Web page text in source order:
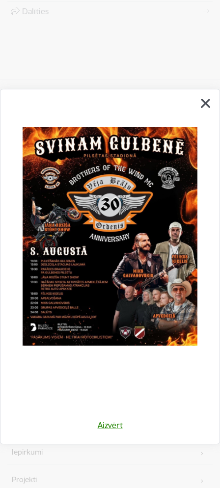
Aizvērt
Dalīties
Vai šī informācija bija noderīga?
Sniegt atsauksmi
Esi pirmais, kurš uzzina!
Piesakies jaunumu saņemšanai savā e-pastā.
Iepirkumi
Projekti